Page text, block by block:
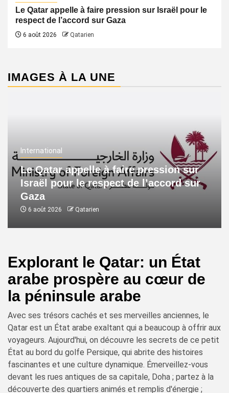
Le Qatar appelle à faire pression sur Israël pour le
respect de l’accord sur Gaza
6 août 2026 Qatarien
IMAGES À LA UNE
International
Le Qatar appelle à faire pression sur
Israël pour le respect de l’accord sur
Gaza
6 août 2026 Qatarien
Explorant le Qatar: un État
arabe prospère au cœur de
la péninsule arabe
Avec ses trésors cachés et ses merveilles anciennes, le
Qatar est un État arabe exaltant qui a beaucoup à offrir aux
voyageurs. Aujourd'hui, on découvre les secrets de ce petit
État au bord du golfe Persique, qui abrite des histoires
fascinantes et une culture dynamique. Émerveillez-vous
devant les rues antiques de sa capitale, Doha ; partez à la
découverte des quartiers animés et remplis d'énergie ;